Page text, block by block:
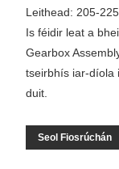
Leithead: 205-
Is féidir leat a
Gearbox
tseirbhís iar-díola
duit.
Seol Fiosrúchán